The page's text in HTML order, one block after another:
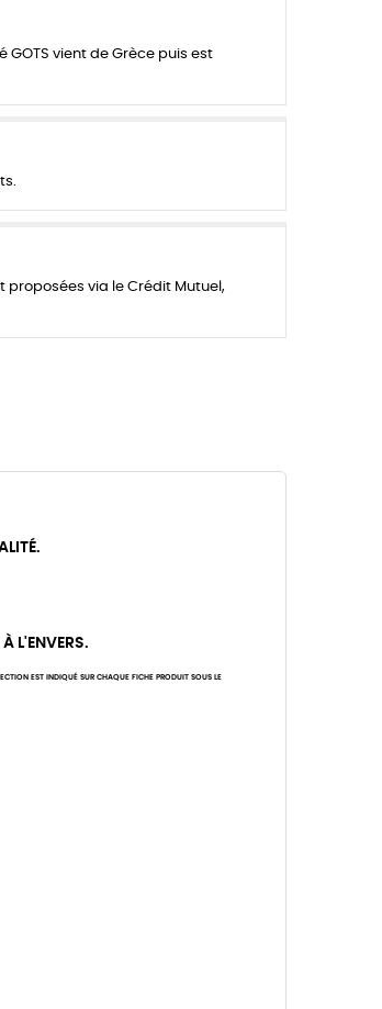
vient de Grèce puis est
proposées via le Crédit Mutuel,
L'ENVERS.
EST INDIQUÉ SUR CHAQUE FICHE PRODUIT SOUS LE